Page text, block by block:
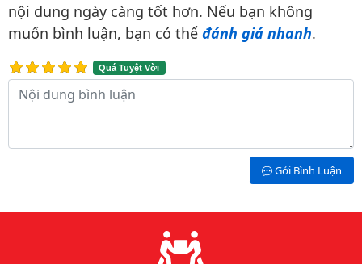
nội dung ngày càng tốt hơn. Nếu bạn không
muốn bình luận, bạn có thể đánh giá nhanh.
Quá Tuyệt Vời
Nội dung bình luận
Gởi Bình Luận
Lý do chọn chúng tôi